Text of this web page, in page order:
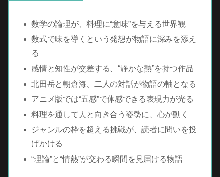
数学の論理が、料理に“意味”を与える世界観
数式で味を導くという発想が物語に深みを添え
る
感情と知性が交差する、“静かな熱”を持つ作品
北田岳と朝倉海、二人の対話が物語の軸となる
アニメ版では“五感”で体感できる表現力が光る
料理を通して人と向き合う姿勢に、心が動く
ジャンルの枠を超える挑戦が、読者に問いを投
げかける
“理論”と“情熱”が交わる瞬間を見届ける物語